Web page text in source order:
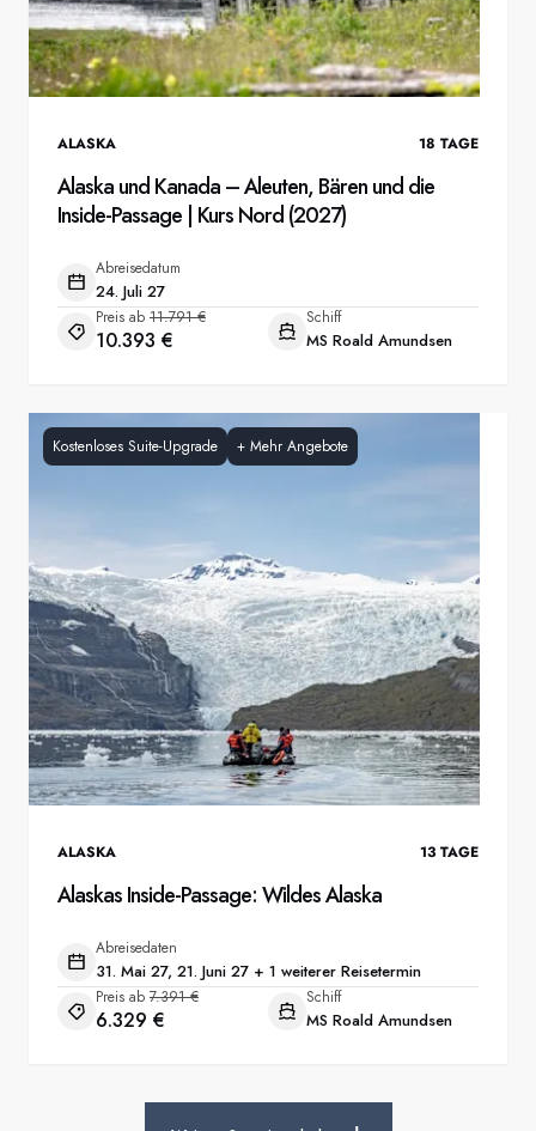
ALASKA 18 TAGE
Alaska und Kanada – Aleuten, Bären und die
Inside-Passage | Kurs Nord (2027)
Abreisedatum
24. Juli 27
Preis ab 11.791 €
10.393 €
Schiff
MS Roald Amundsen
Kostenloses Suite-Upgrade + Mehr Angebote
ALASKA 13 TAGE
Alaskas Inside-Passage: Wildes Alaska
Abreisedaten
31. Mai 27, 21. Juni 27 + 1 weiterer Reisetermin
Preis ab 7.391 €
6.329 €
Schiff
MS Roald Amundsen